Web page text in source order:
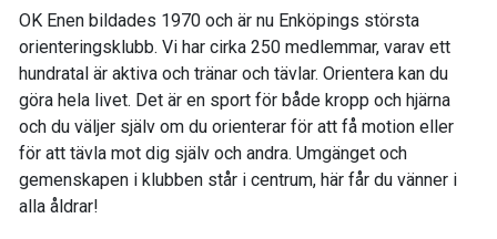
OK Enen bildades 1970 och är nu Enköpings största
orienteringsklubb. Vi har cirka 250 medlemmar, varav ett
hundratal är aktiva och tränar och tävlar. Orientera kan du
göra hela livet. Det är en sport för både kropp och hjärna
och du väljer själv om du orienterar för att få motion eller
för att tävla mot dig själv och andra. Umgänget och
gemenskapen i klubben står i centrum, här får du vänner i
alla åldrar!